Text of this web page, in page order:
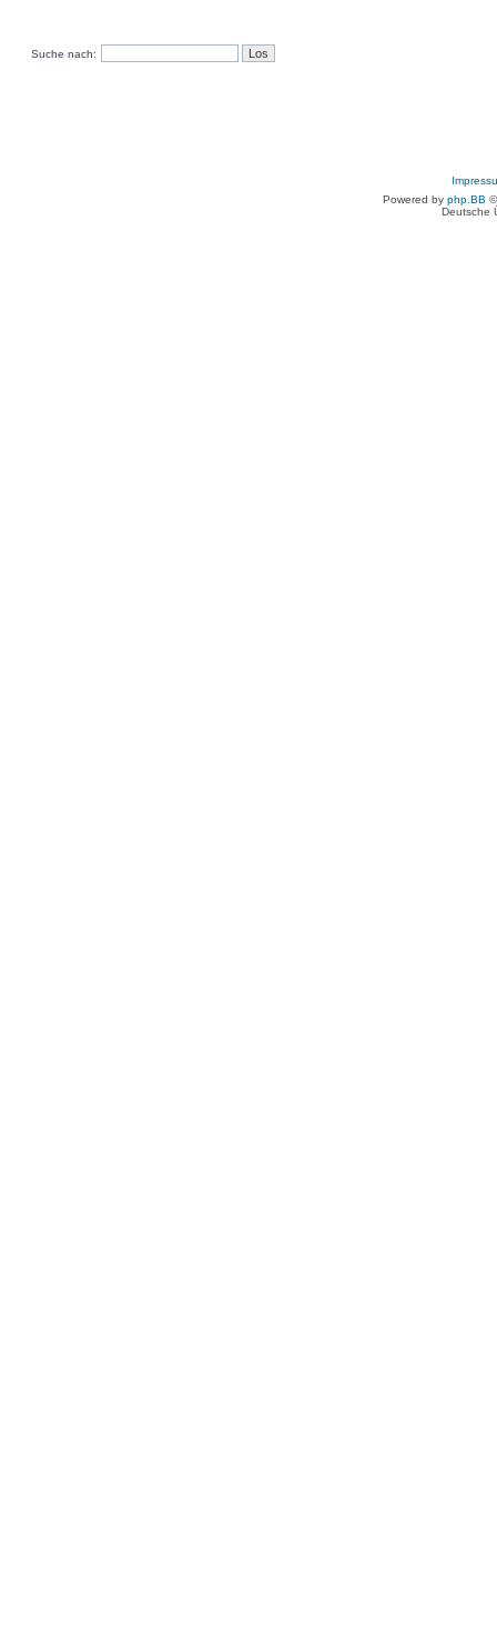
Suche nach:
Powered by php.BB
Deutsche